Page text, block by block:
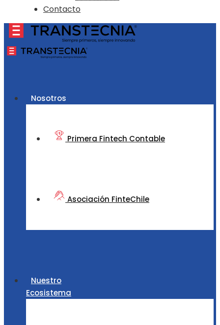
Contacto
Nosotros
Primera Fintech Contable
Asociación FinteChile
Nuestro
Ecosistema